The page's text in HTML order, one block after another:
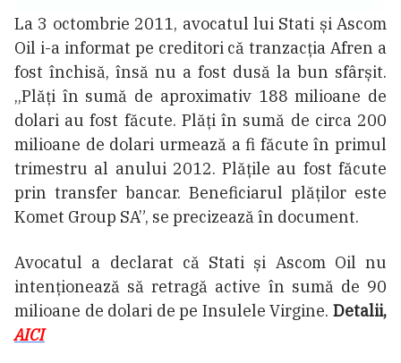
La 3 octombrie 2011, avocatul lui Stati și Ascom
Oil i-a informat pe creditori că tranzacția Afren a
fost închisă, însă nu a fost dusă la bun sfârșit.
„Plăți în sumă de aproximativ 188 milioane de
dolari au fost făcute. Plăți în sumă de circa 200
milioane de dolari urmează a fi făcute în primul
trimestru al anului 2012. Plățile au fost făcute
prin transfer bancar. Beneficiarul plăților este
Komet Group SA”, se precizează în document.
Avocatul a declarat că Stati și Ascom Oil nu
intenționează să retragă active în sumă de 90
milioane de dolari de pe Insulele Virgine. Detalii,
AICI